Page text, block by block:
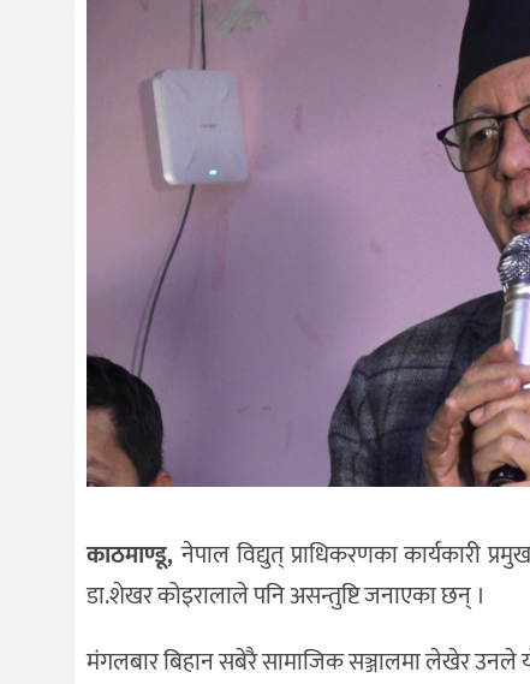
काठमाण्डू,नेपाल विद्युत् प्राधिकरणका कार्यकारी
डा.शेखर कोइरालाले पनि असन्तुष्टि जनाएका छन् ।
मंगलबार बिहान सबेरै सामाजिक सञ्जालमा लेखेर उनले